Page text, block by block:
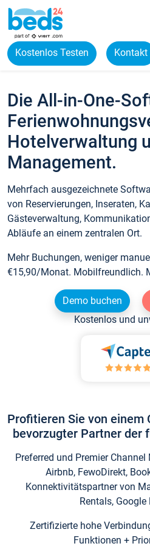
Kostenlos Testen Kontakt
Die All-in-One-
Hotelverwaltung
Management.
Mehrfach ausgezeichnete
von Reservierungen, Inseraten,
Gästeverwaltung,
Abläufe an einem zentralen Ort.
Mehr Buchungen, weniger
€15,90/Monat. Mobilfreundlich.
Demo buchen
Kostenlos und
Profitieren Sie von einem
bevorzugter Partner der
Preferred und Premier
Airbnb, FewoDirekt,
Konnektivitätspartner von
Rentals, Google
Zertifizierte hohe
Funktionen +